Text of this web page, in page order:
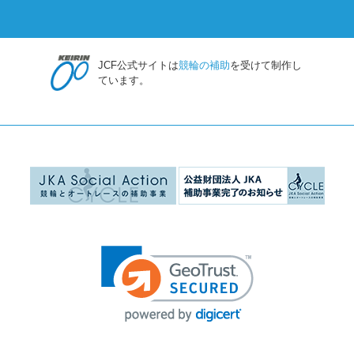
JCF公式サイトは競輪の補助を受けて制作し
ています。